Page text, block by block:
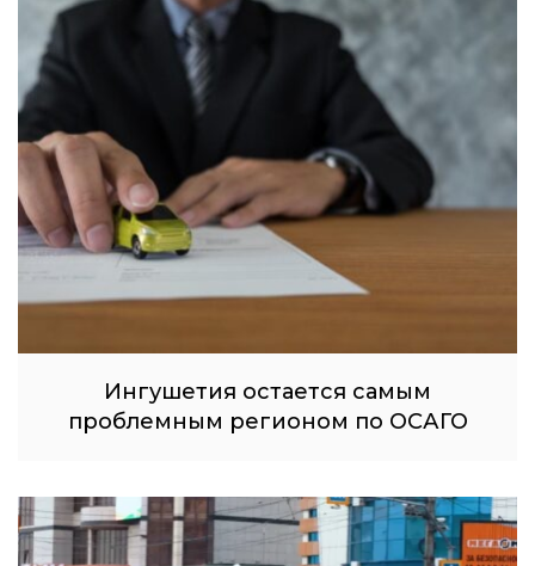
Ингушетия остается самым
проблемным регионом по ОСАГО